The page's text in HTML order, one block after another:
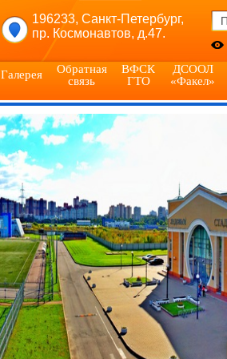
196233, Санкт-Петербург,
пр. Космонавтов, д.47.
Галерея
Обратная
связь
ВФСК
ГТО
ДСООЛ
«Факел»